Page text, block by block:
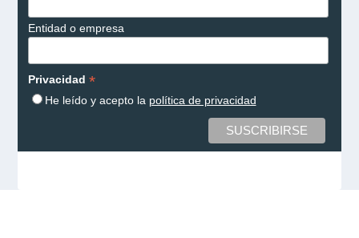
Entidad o empresa
Privacidad *
He leído y acepto la política de privacidad